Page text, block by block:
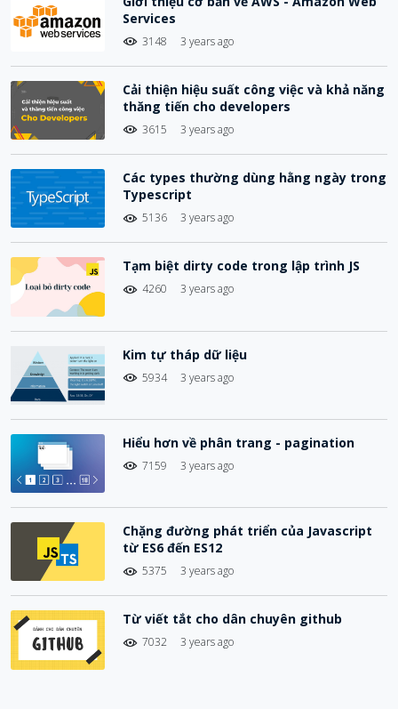
Services
3148 3 years ago
Cải thiện hiệu suất công việc và khả năng
thăng tiến cho developers
3615 3 years ago
Các types thường dùng hằng ngày trong
Typescript
5136 3 years ago
Tạm biệt dirty code trong lập trình JS
4260 3 years ago
Kim tự tháp dữ liệu
5934 3 years ago
Hiểu hơn về phân trang - pagination
7159 3 years ago
Chặng đường phát triển của Javascript
từ ES6 đến ES12
5375 3 years ago
Từ viết tắt cho dân chuyên github
7032 3 years ago